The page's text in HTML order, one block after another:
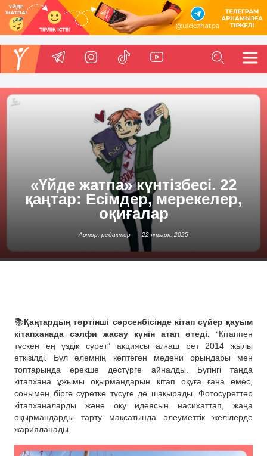
«Үйде жатпа» күнтізбесі. 22
қаңтар: Есімдер, мерекелер,
оқиғалар
Автор: редактор 22 января, 2025
📚Қаңтардың төртінші сәрсенбісінде кітап сүйер қауым
кітапханада сэлфи жасау күнін атап өтеді. “Кітаппен
түскен ең үздік сурет” акциясы алғаш рет 2014 жылы
өткізілді. Бұл әлемнің көптеген мәдени орындары мен
топтарында ерекше дәстүрге айналды. Бүгінгі таңда
кітапхана ұжымы оқырмандарын кітап оқуға ғана емес,
сонымен бірге суретке түсуге де шақырады. Фотосуреттер
кітапханаларды және оқу идеясын насихаттап, жаңа
оқырмандарды тарту мақсатында әлеуметтік желілерде
жарияланады.